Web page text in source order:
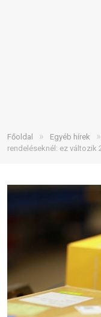
Főoldal » Egyéb hírek »
rendeléseknél: ez változik